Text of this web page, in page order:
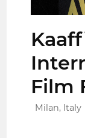
Film
Milan, Italy